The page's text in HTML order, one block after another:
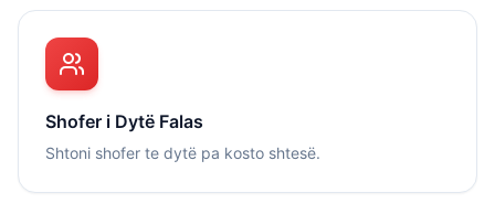
Shofer i Dytë Falas
Shtoni shofer te dytë pa kosto shtesë.